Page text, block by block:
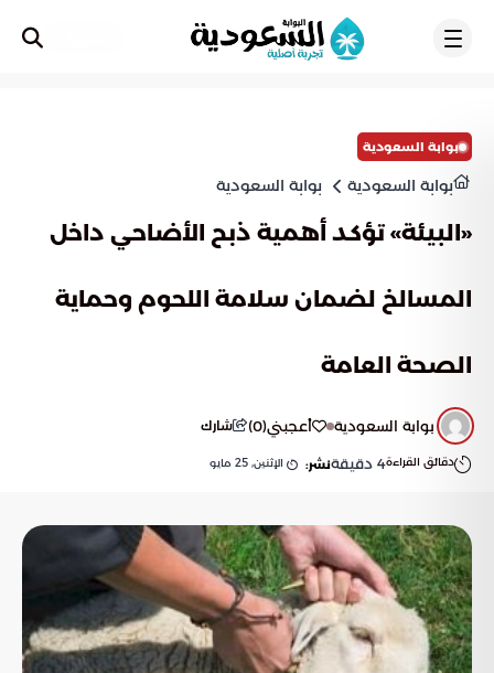
بوابة السعودية
بوابة السعودية بوابة السعودية
«البيئة» تؤكد أهمية ذبح الأضاحي داخل
المسالخ لضمان سلامة اللحوم وحماية
الصحة العامة
بوابة السعودية أعجبني(
0
) شارك
دقائق القراءة4 دقيقةنشر: الإثنين, 25 مايو